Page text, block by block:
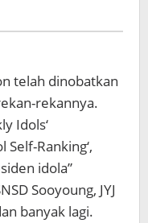
telah dinobatkan
rekannya.
Idols‘
Ranking‘,
idola”
Sooyoung, JYJ
banyak lagi.